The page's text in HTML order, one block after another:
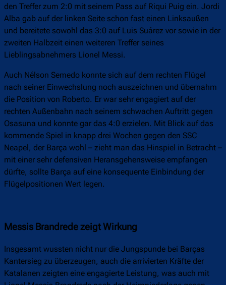
den Treffer zum 2:0 mit seinem Pass auf Riqui Puig ein. Jordi
Alba gab auf der linken Seite schon fast einen Linksaußen
und bereitete sowohl das 3:0 auf Luis Suárez vor sowie in der
zweiten Halbzeit einen weiteren Treffer seines
Lieblingsabnehmers Lionel Messi.
Auch Nélson Semedo konnte sich auf dem rechten Flügel
nach seiner Einwechslung noch auszeichnen und übernahm
die Position von Roberto. Er war sehr engagiert auf der
rechten Außenbahn nach seinem schwachen Auftritt gegen
Osasuna und konnte gar das 4:0 erzielen. Mit Blick auf das
kommende Spiel in knapp drei Wochen gegen den SSC
Neapel, der Barça wohl – zieht man das Hinspiel in Betracht –
mit einer sehr defensiven Heransgehensweise empfangen
dürfte, sollte Barça auf eine konsequente Einbindung der
Flügelpositionen Wert legen.
Messis Brandrede zeigt Wirkung
Insgesamt wussten nicht nur die Jungspunde bei Barças
Kantersieg zu überzeugen, auch die arrivierten Kräfte der
Katalanen zeigten eine engagierte Leistung, was auch mit